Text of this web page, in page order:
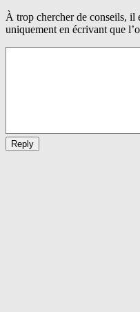
À trop chercher de conseils, il
uniquement en écrivant que